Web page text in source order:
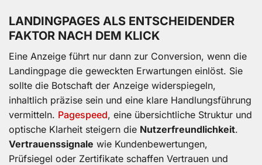
LANDINGPAGES ALS ENTSCHEIDENDER
FAKTOR NACH DEM KLICK
Eine Anzeige führt nur dann zur Conversion, wenn die
Landingpage die geweckten Erwartungen einlöst. Sie
sollte die Botschaft der Anzeige widerspiegeln,
inhaltlich präzise sein und eine klare Handlungsführung
vermitteln. Pagespeed, eine übersichtliche Struktur und
optische Klarheit steigern die Nutzerfreundlichkeit.
Vertrauenssignale wie Kundenbewertungen,
Prüfsiegel oder Zertifikate schaffen Vertrauen und